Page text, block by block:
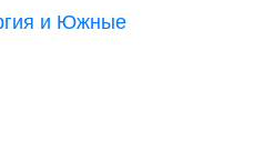
и Южные